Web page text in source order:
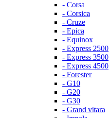
- Corsa
- Corsica
- Cruze
- Epica
- Equinox
- Express 2500
- Express 3500
- Express 4500
- Forester
- G10
- G20
- G30
- Grand vitara